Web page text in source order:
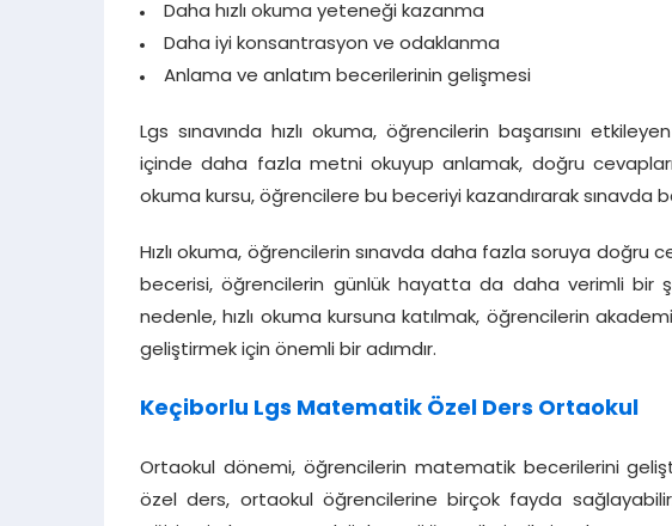
Daha hızlı okuma yeteneği kazanma
Daha iyi konsantrasyon ve odaklanma
Anlama ve anlatım becerilerinin gelişmesi
Lgs sınavında hızlı okuma, öğrencilerin başarısını
içinde daha fazla metni okuyup anlamak, doğru
okuma kursu, öğrencilere bu beceriyi kazandırarak sınavda
Hızlı okuma, öğrencilerin sınavda daha fazla soruya doğru
becerisi, öğrencilerin günlük hayatta da daha verimli bir
nedenle, hızlı okuma kursuna katılmak, öğrencilerin
geliştirmek için önemli bir adımdır.
Keçiborlu Lgs Matematik Özel Ders Ortaokul
Ortaokul dönemi, öğrencilerin matematik becerilerini
özel ders, ortaokul öğrencilerine birçok fayda